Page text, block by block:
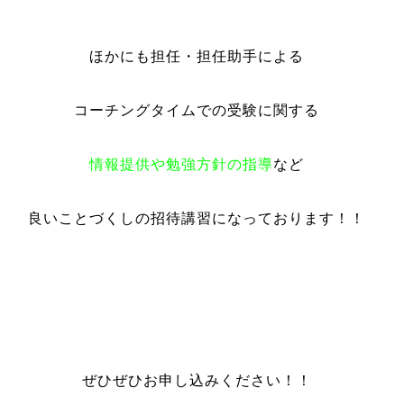
ほかにも担任・担任助手による
コーチングタイムでの受験に関する
情報提供や勉強方針の指導など
良いことづくしの招待講習になっております！！
ぜひぜひお申し込みください！！